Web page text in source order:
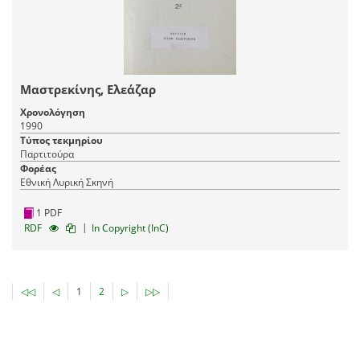
Μαστρεκίνης, Ελεάζαρ
Χρονολόγηση
1990
Τύπος τεκμηρίου
Παρτιτούρα
Φορέας
Εθνική Λυρική Σκηνή
1 PDF
RDF
| In Copyright (InC)
◁◁ ◁ 1 2 ▷ ▷▷